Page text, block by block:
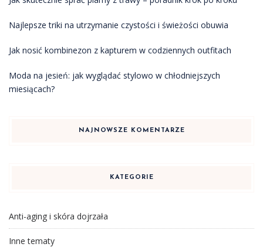
Najlepsze triki na utrzymanie czystości i świeżości obuwia
Jak nosić kombinezon z kapturem w codziennych outfitach
Moda na jesień: jak wyglądać stylowo w chłodniejszych
miesiącach?
NAJNOWSZE KOMENTARZE
KATEGORIE
Anti-aging i skóra dojrzała
Inne tematy